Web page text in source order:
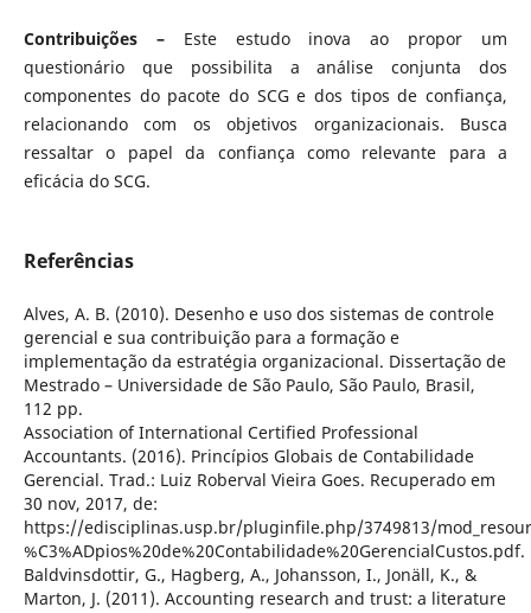
Contribuições – Este estudo inova ao propor um
questionário que possibilita a análise conjunta dos
componentes do pacote do SCG e dos tipos de confiança,
relacionando com os objetivos organizacionais. Busca
ressaltar o papel da confiança como relevante para a
eficácia do SCG.
Referências
Alves, A. B. (2010). Desenho e uso dos sistemas de controle
gerencial e sua contribuição para a formação e
implementação da estratégia organizacional. Dissertação de
Mestrado – Universidade de São Paulo, São Paulo, Brasil,
112 pp.
Association of International Certified Professional
Accountants. (2016). Princípios Globais de Contabilidade
Gerencial. Trad.: Luiz Roberval Vieira Goes. Recuperado em
30 nov, 2017, de:
https://edisciplinas.usp.br/pluginfile.php/3749813/
%C3%ADpios%20de%20Contabilidade%20GerencialCustos.pdf.
Baldvinsdottir, G., Hagberg, A., Johansson, I., Jonäll, K., &
Marton, J. (2011). Accounting research and trust: a literature